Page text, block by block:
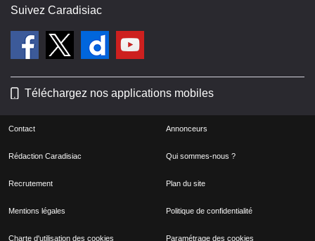
Suivez Caradisiac
Téléchargez nos applications mobiles
Contact Annonceurs
Rédaction Caradisiac Qui sommes-nous ?
Recrutement Plan du site
Mentions légales Politique de confidentialité
Charte d'utilisation des cookies Paramétrage des cookies